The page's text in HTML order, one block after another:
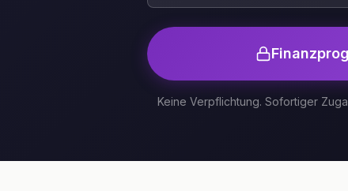
Keine Verpflichtung. Sofortiger